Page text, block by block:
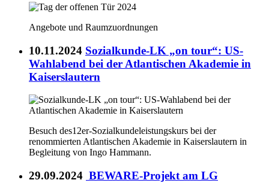
Angebote und Raumzuordnungen
10.11.2024 Sozialkunde-LK „on tour“: US-
Wahlabend bei der Atlantischen Akademie in
Kaiserslautern
Besuch des12er-Sozialkundeleistungskurs bei der
renommierten Atlantischen Akademie in Kaiserslautern in
Begleitung von Ingo Hammann.
29.09.2024 BEWARE-Projekt am LG